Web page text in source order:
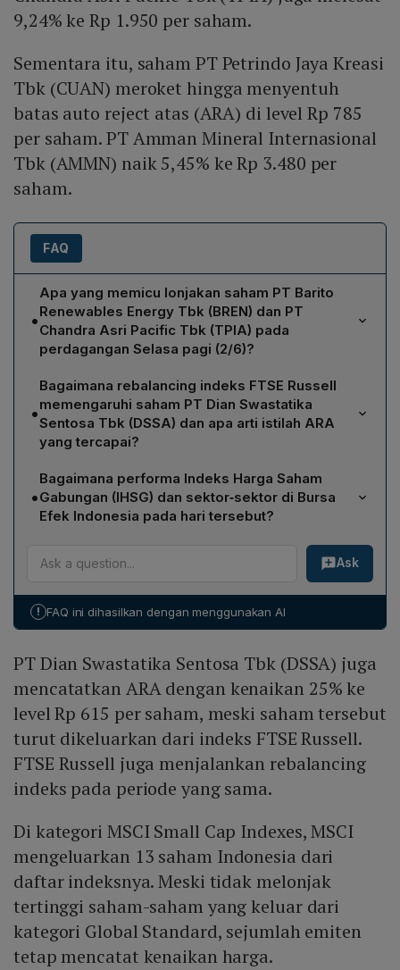
9,24% ke Rp 1.950 per saham.
Sementara itu, saham PT Petrindo Jaya Kreasi
Tbk (CUAN) meroket hingga menyentuh
batas auto reject atas (ARA) di level Rp 785
per saham. PT Amman Mineral Internasional
Tbk (AMMN) naik 5,45% ke Rp 3.480 per
saham.
FAQ
•
Apa yang memicu lonjakan saham PT Barito
Renewables Energy Tbk (BREN) dan PT
Chandra Asri Pacific Tbk (TPIA) pada
perdagangan Selasa pagi (2/6)?
Kenaikan tajam BREN (+23,94%) dan TPIA (+9,24%)
dipicu oleh implementasi rebalancing MSCI periode
Mei. Kedua emiten termasuk dalam daftar saham yang
terdepak dari MSCI Global Standard Indexes, sehingga
saham-saham keluar dan membeli kembali untuk
memenuhi bobot baru, mendorong harga naik
signifikan pada sesi pembukaan.
•
Bagaimana rebalancing indeks FTSE Russell
memengaruhi saham PT Dian Swastatika
Sentosa Tbk (DSSA) dan apa arti istilah ARA
yang tercapai?
FTSE Russell juga melakukan rebalancing pada
periode yang sama, dan DSSA termasuk saham yang
dikeluarkan dari indeks tersebut. Pada perdagangan
Selasa, DSSA mencatat kenaikan 25% dan menyentuh
batas Auto Reject Atas (ARA) di level Rp 615 per saham,
menandakan harga telah mencapai limit maksimum yang
dapat diproses dalam satu transaksi, sehingga
selanjutnya perdagangan akan dibatasi hingga sesi
berikutnya.
•
Bagaimana performa Indeks Harga Saham
Gabungan (IHSG) dan sektor‑sektor di Bursa
Efek Indonesia pada hari tersebut?
IHSG dibuka di zona hijau dan pada pukul 09.12 WIB
naik 2,01% atau 123 poin menjadi 6.250. Sepuluh dari
sebelas sektor yang tercatat berada di zona hijau,
perdagangan tercatat 5,21 miliar saham dengan nilai
mencapai Rp 11.021 triliun.
Ask
! FAQ ini dihasilkan dengan menggunakan AI
PT Dian Swastatika Sentosa Tbk (DSSA) juga
mencatatkan ARA dengan kenaikan 25% ke
level Rp 615 per saham, meski saham tersebut
turut dikeluarkan dari indeks FTSE Russell.
FTSE Russell juga menjalankan rebalancing
indeks pada periode yang sama.
Di kategori MSCI Small Cap Indexes, MSCI
mengeluarkan 13 saham Indonesia dari
daftar indeksnya. Meski tidak melonjak
tertinggi saham-saham yang keluar dari
kategori Global Standard, sejumlah emiten
tetap mencatat kenaikan harga.